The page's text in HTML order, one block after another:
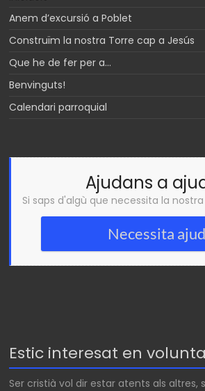
Anem d’excursió a Poblet
Construïm la nostra Torre cap a Jesús
Que he de fer per a…
Benvinguts!
Calendari parroquial
Ajudans a
Si saps d'algù que necessita la nostra
Necessita
Estic interesat en
Ser cristià vol dir estar atents als altres,